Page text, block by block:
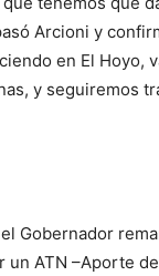
Arcioni y
en El Hoyo,
y seguiremos
Gobernador
un ATN –Aporte